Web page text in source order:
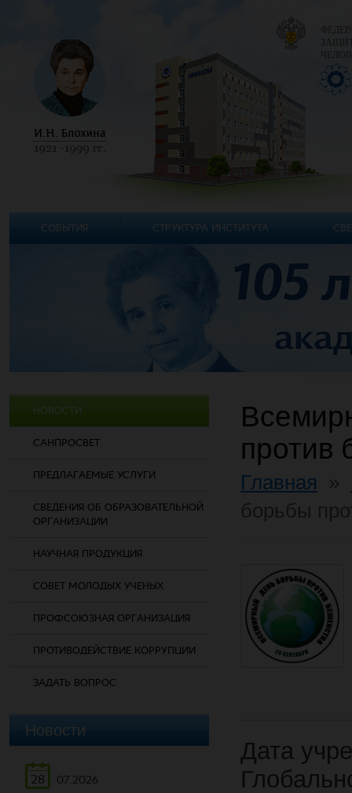
НОВОСТИ
САНПРОСВЕТ
ПРЕДЛАГАЕМЫЕ УСЛУГИ
СВЕДЕНИЯ ОБ ОБРАЗОВАТЕЛЬНОЙ
ОРГАНИЗАЦИИ
НАУЧНАЯ ПРОДУКЦИЯ
СОВЕТ МОЛОДЫХ УЧЕНЫХ
ПРОФСОЮЗНАЯ ОРГАНИЗАЦИЯ
ПРОТИВОДЕЙСТВИЕ КОРРУПЦИИ
ЗАДАТЬ ВОПРОС
Новости
28
07.2026
против
Главная
Дата
СОБЫТИЯ СТРУКТУРА ИНСТИТУТА